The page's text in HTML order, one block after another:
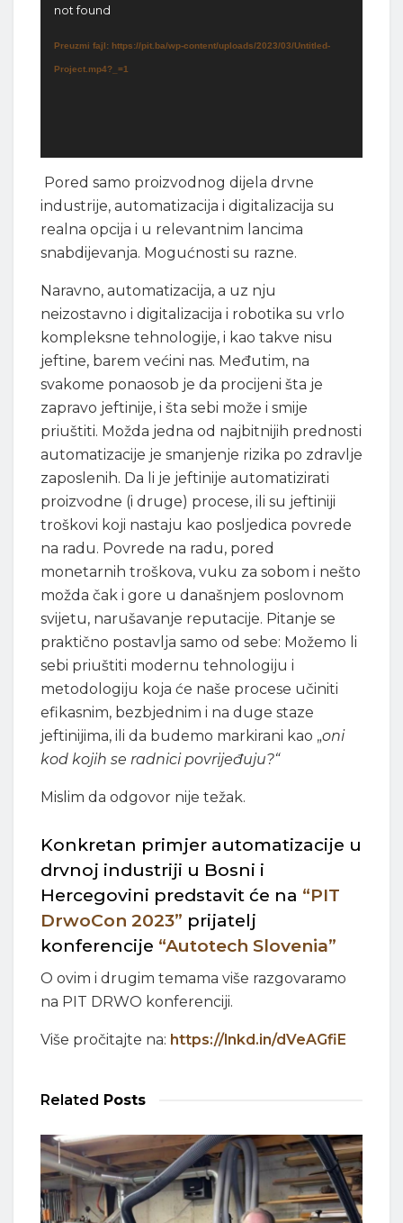
Player
not found
Preuzmi fajl: https://pit.ba/wp-content/uploads/2023/03/Untitled-
Project.mp4?_=1
Pored samo proizvodnog dijela drvne
industrije, automatizacija i digitalizacija su
realna opcija i u relevantnim lancima
snabdijevanja. Mogućnosti su razne.
Naravno, automatizacija, a uz nju
neizostavno i digitalizacija i robotika su vrlo
kompleksne tehnologije, i kao takve nisu
jeftine, barem većini nas. Međutim, na
svakome ponaosob je da procijeni šta je
zapravo jeftinije, i šta sebi može i smije
priuštiti. Možda jedna od najbitnijih prednosti
automatizacije je smanjenje rizika po zdravlje
zaposlenih. Da li je jeftinije automatizirati
proizvodne (i druge) procese, ili su jeftiniji
troškovi koji nastaju kao posljedica povrede
na radu. Povrede na radu, pored
monetarnih troškova, vuku za sobom i nešto
možda čak i gore u današnjem poslovnom
svijetu, narušavanje reputacije. Pitanje se
praktično postavlja samo od sebe: Možemo li
sebi priuštiti modernu tehnologiju i
metodologiju koja će naše procese učiniti
efikasnim, bezbjednim i na duge staze
jeftinijima, ili da budemo markirani kao „oni
kod kojih se radnici povrijeđuju?“
Mislim da odgovor nije težak.
Konkretan primjer automatizacije u
drvnoj industriji u Bosni i
Hercegovini predstavit će na “PIT
DrwoCon 2023” prijatelj
konferencije “Autotech Slovenia”
O ovim i drugim temama više razgovaramo
na PIT DRWO konferenciji.
Više pročitajte na: https://lnkd.in/dVeAGfiE
Related Posts